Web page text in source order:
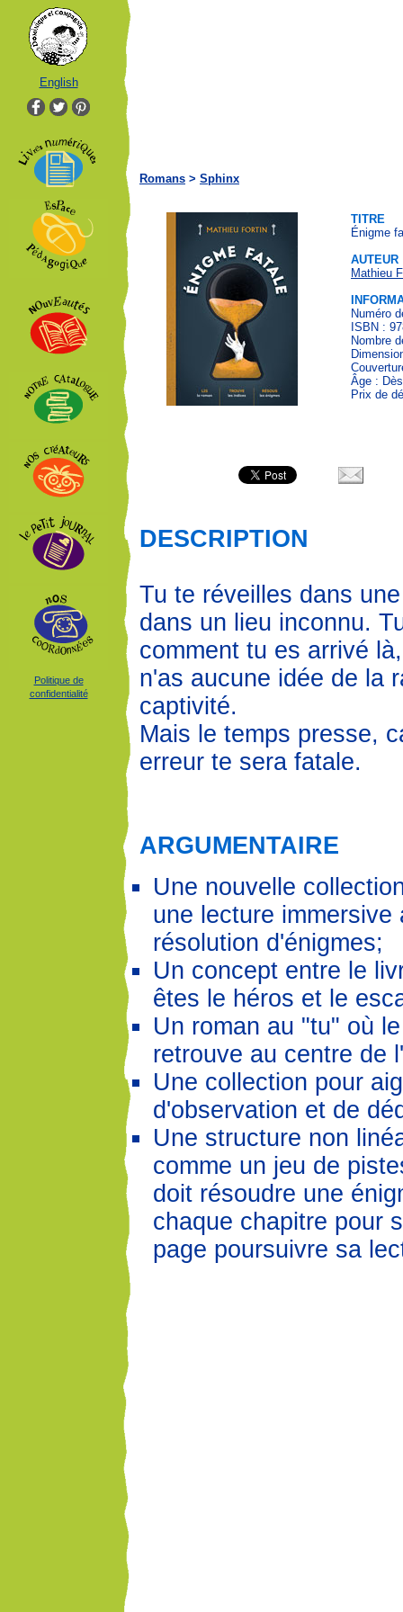
English
Politique de
confidentialité
Romans > Sphinx
TITRE
Énigme
AUTEUR
Mathieu
Numéro
ISBN :
Nombre
Âge :
Prix de
DESCRIPTION
Tu te réveilles dans
dans un lieu inconnu.
comment tu es arrivé
n'as aucune idée de la
captivité.
Mais le temps presse,
erreur te sera fatale.
ARGUMENTAIRE
Une nouvelle
une lecture immersive
résolution d'énigmes;
Un concept entre le
êtes le héros et le
Un roman au "tu" où
retrouve au centre de
Une collection pour
d'observation et de
Une structure non
comme un jeu de
doit résoudre une
chaque chapitre pour
page poursuivre sa